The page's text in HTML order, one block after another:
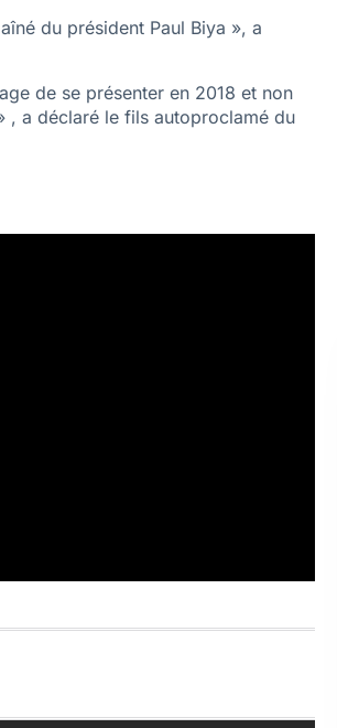
du président Paul Biya », a
de se présenter en 2018 et non
, a déclaré le fils autoproclamé du